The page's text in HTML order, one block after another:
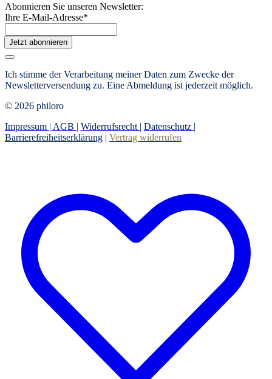
Abonnieren Sie unseren Newsletter:
Ihre E-Mail-Adresse*
Jetzt abonnieren
Ich stimme der Verarbeitung meiner Daten zum Zwecke der
Newsletterversendung zu. Eine Abmeldung ist jederzeit möglich.
© 2026 philoro
Impressum | AGB | Widerrufsrecht | Datenschutz |
Barrierefreiheitserklärung | Vertrag widerrufen